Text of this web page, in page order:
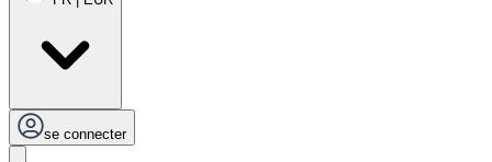
se connecter